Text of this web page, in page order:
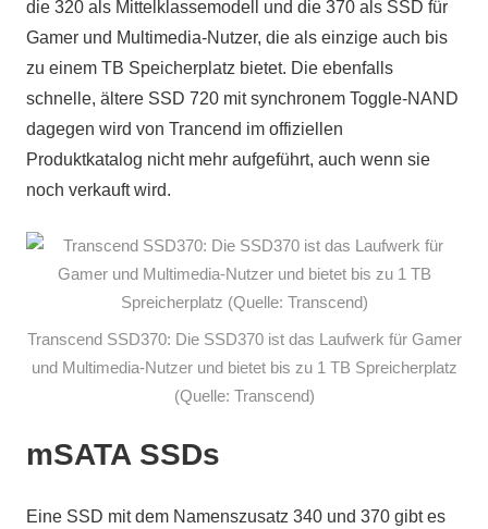
die 320 als Mittelklassemodell und die 370 als SSD für
Gamer und Multimedia-Nutzer, die als einzige auch bis
zu einem TB Speicherplatz bietet. Die ebenfalls
schnelle, ältere SSD 720 mit synchronem Toggle-NAND
dagegen wird von Trancend im offiziellen
Produktkatalog nicht mehr aufgeführt, auch wenn sie
noch verkauft wird.
Transcend SSD370: Die SSD370 ist das Laufwerk für Gamer
und Multimedia-Nutzer und bietet bis zu 1 TB Spreicherplatz
(Quelle: Transcend)
mSATA SSDs
Eine SSD mit dem Namenszusatz 340 und 370 gibt es